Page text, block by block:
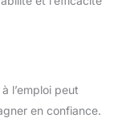
l’emploi peut
en confiance.